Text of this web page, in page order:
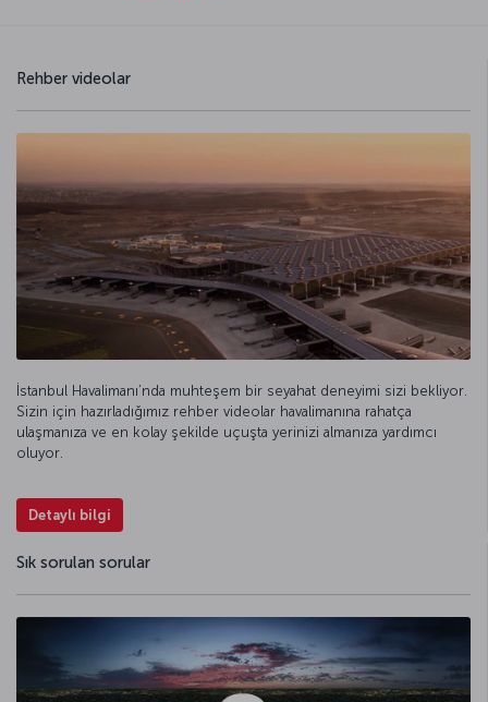
Rehber videolar
İstanbul Havalimanı’nda muhteşem bir seyahat deneyimi sizi bekliyor.
Sizin için hazırladığımız rehber videolar havalimanına rahatça
ulaşmanıza ve en kolay şekilde uçuşta yerinizi almanıza yardımcı
oluyor.
Detaylı bilgi
Sık sorulan sorular